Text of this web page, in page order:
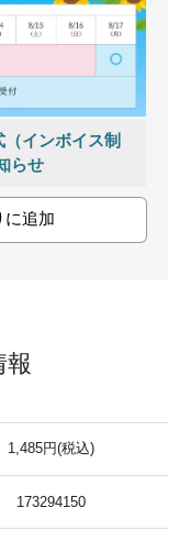
インボイス制
らせ
に追加
報
1,485円(税込)
173294150